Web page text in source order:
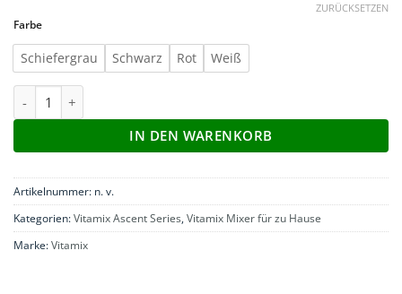
Farbe
Schiefergrau Schwarz Rot Weiß
ZURÜCKSETZEN
Vitamix ASCENT A2300i Menge
IN DEN WARENKORB
Artikelnummer: n. v.
Kategorien:Vitamix Ascent Series,Vitamix Mixer für zu Hause
Marke:Vitamix